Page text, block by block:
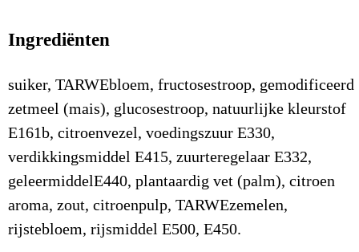
Ingrediënten
suiker, TARWEbloem, fructosestroop, gemodificeerd
zetmeel (mais), glucosestroop, natuurlijke kleurstof
E161b, citroenvezel, voedingszuur E330,
verdikkingsmiddel E415, zuurteregelaar E332,
geleermiddelE440, plantaardig vet (palm), citroen
aroma, zout, citroenpulp, TARWEzemelen,
rijstebloem, rijsmiddel E500, E450.